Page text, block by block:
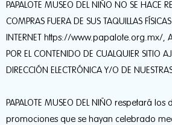
PAPALOTE MUSEO DEL NIÑO NO SE HACE
COMPRAS FUERA DE SUS TAQUILLAS
INTERNET https://www.papalote.org.mx/,
POR EL CONTENIDO DE CUALQUIER SITIO
DIRECCIÓN ELECTRÓNICA Y/O DE
PAPALOTE MUSEO DEL NIÑO respetará los
promociones que se hayan celebrado